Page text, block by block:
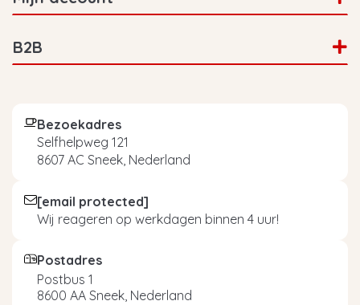
B2B
Bezoekadres
Selfhelpweg 121
8607 AC Sneek, Nederland
[email protected]
Wij reageren op werkdagen binnen 4 uur!
Postadres
Postbus 1
8600 AA Sneek, Nederland